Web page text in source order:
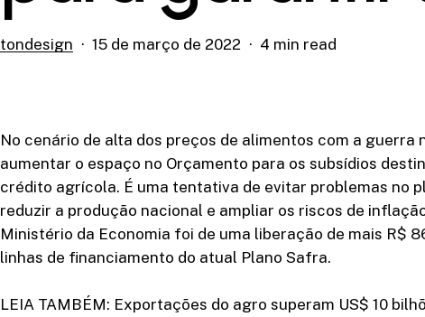
tondesign 15 de março de 2022 4 min read
No cenário de alta dos preços de alimentos com a guerra
aumentar o espaço no Orçamento para os subsídios
crédito agrícola. É uma tentativa de evitar problemas no
reduzir a produção nacional e ampliar os riscos de
Ministério da Economia foi de uma liberação de mais R$
linhas de financiamento do atual Plano Safra.
LEIA TAMBÉM: Exportações do agro superam US$ 10